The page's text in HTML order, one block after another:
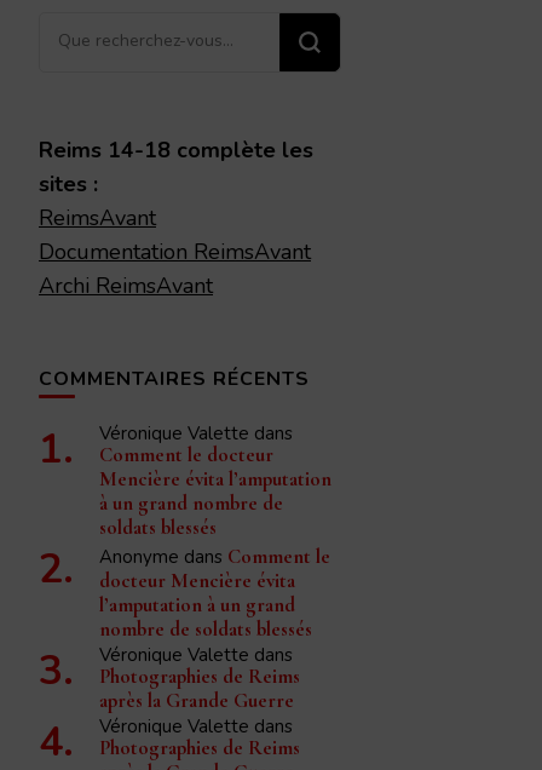
Vous
Reims 14-18 complète les
sites :
ReimsAvant
Documentation ReimsAvant
Archi ReimsAvant
COMMENTAIRES RÉCENTS
Véronique Valette dans
Comment le docteur
Mencière évita l’amputation
à un grand nombre de
soldats blessés
Anonyme dans Comment le
docteur Mencière évita
l’amputation à un grand
nombre de soldats blessés
Véronique Valette dans
Photographies de Reims
après la Grande Guerre
Véronique Valette dans
Photographies de Reims